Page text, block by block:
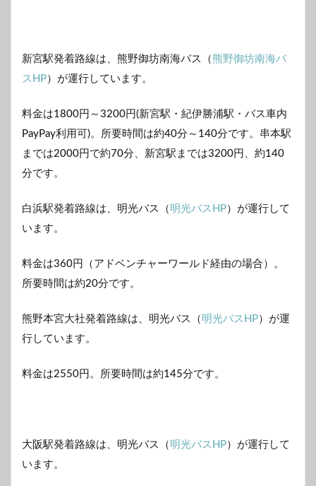
新宮駅発着路線は、熊野御坊南海バス（ 熊野御坊南海バ
スHP）が運行しています。
料金は1800円～3200円(新宮駅・紀伊勝浦駅・バス車内
PayPay利用可)。所要時間は約40分～140分です。串本駅
までは2000円で約70分、新宮駅までは3200円、約140
分です。
白浜駅発着路線は、明光バス（ 明光バスHP）が運行して
います。
料金は360円（アドベンチャーワールド経由の場合）。
所要時間は約20分です。
熊野本宮大社発着路線は、明光バス（ 明光バスHP）が運
行しています。
料金は2550円。所要時間は約145分です。
大阪駅発着路線は、明光バス（ 明光バスHP）が運行して
います。